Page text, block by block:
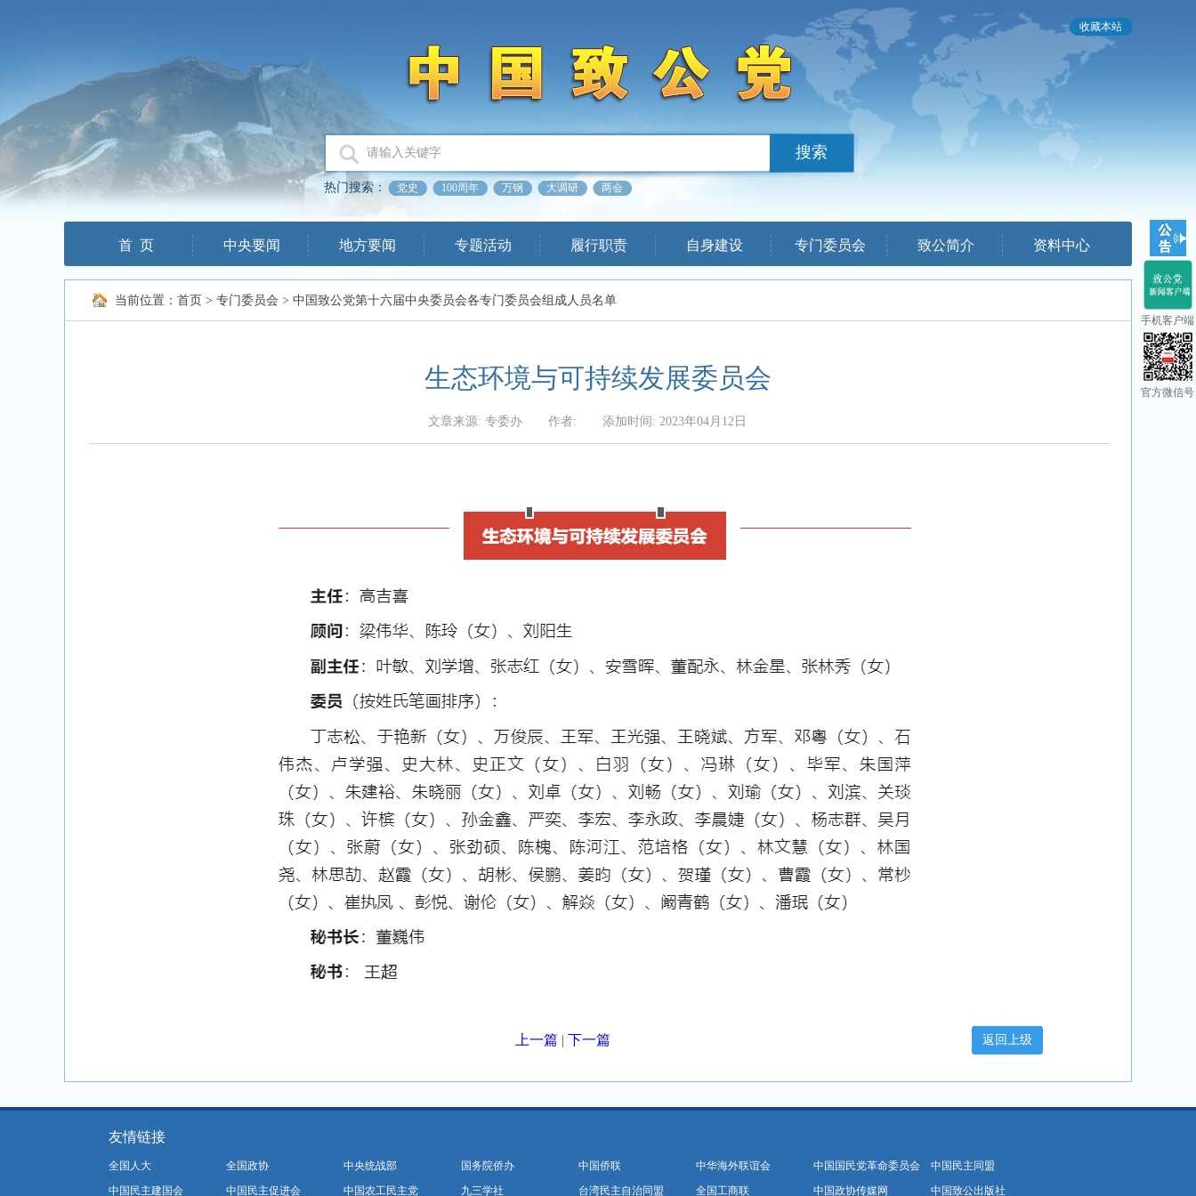
手机客户端
官方微信号
收藏本站
热门搜索： 党史 100周年 万钢 大调研 两会
首 页 中央要闻 地方要闻 专题活动 履行职责 自身建设 专门委员会 致公简介 资料中心
当前位置： 首页 > 专门委员会 > 中国致公党第十六届中央委员会各专门委员会组成人员名单
生态环境与可持续发展委员会
文章来源: 专委办 作者: 添加时间: 2023年04月12日
上一篇 | 下一篇
友情链接
全国人大 全国政协 中央统战部 国务院侨办 中国侨联 中华海外联谊会 中国国民党革命委员会
中国民主同盟
中国民主建国会
中国民主促进会 中国农工民主党 九三学社 台湾民主自治同盟 全国工商联 中国政协传媒网 中国致公出版社